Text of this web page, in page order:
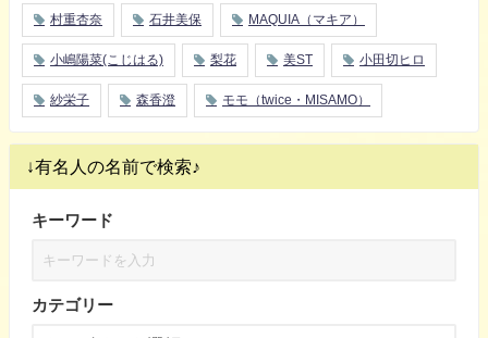
村重杏奈 石井美保 MAQUIA（マキア）
小嶋陽菜(こじはる) 梨花 美ST 小田切ヒロ
紗栄子 森香澄 モモ（twice・MISAMO）
↓有名人の名前で検索♪
キーワード
カテゴリー